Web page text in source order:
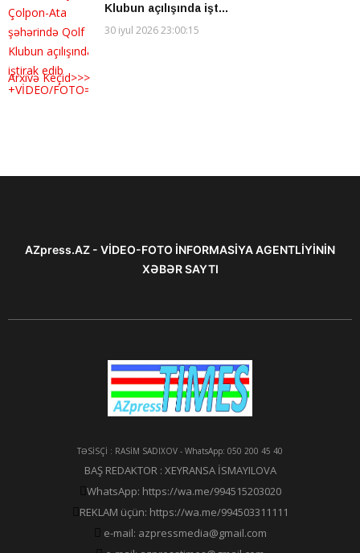
Klubun açılışında işt...
30 iyul 2026 23:00:15
Arxivə Keçid>>>
AZpress.AZ - VİDEO-FOTO İNFORMASİYA AGENTLİYİNİN
XƏBƏR SAYTI
TƏSİSÇİ : RASİM SADIXOV - WhatsApp: 050 200 45 40
BAŞ REDAKTOR : XEYRANSA İSMAYILOVA
WhatsApp: https://wa.me/994515203020
REKLAM üçün: https://wa.me/994503311111
e-mail: azpressmedia@gmail.com